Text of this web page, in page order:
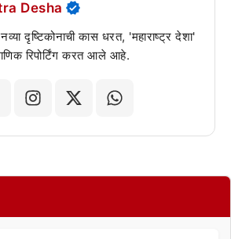
Desha
दृष्टिकोनाची कास धरत, 'महाराष्ट्र देशा'
रिपोर्टिंग करत आले आहे.